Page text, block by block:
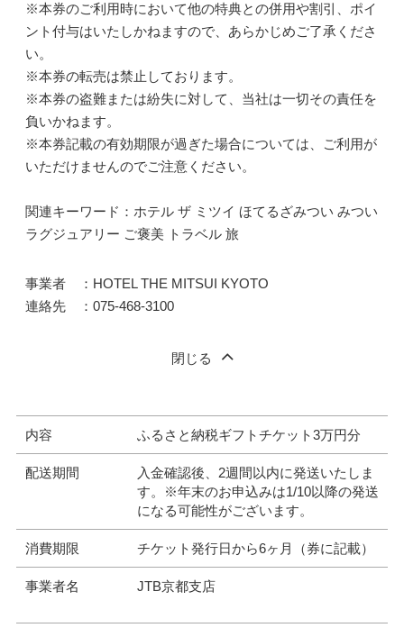
※本券のご利用時において他の特典との併用や割引、ポイ
ント付与はいたしかねますので、あらかじめご了承くださ
い。
※本券の転売は禁止しております。
※本券の盗難または紛失に対して、当社は一切その責任を
負いかねます。
※本券記載の有効期限が過ぎた場合については、ご利用が
いただけませんのでご注意ください。
関連キーワード：ホテル ザ ミツイ ほてるざみつい みつい
ラグジュアリー ご褒美 トラベル 旅
事業者 ：HOTEL THE MITSUI KYOTO
連絡先 ：075-468-3100
閉じる
内容 ふるさと納税ギフトチケット3万円分
配送期間
入金確認後、2週間以内に発送いたしま
す。※年末のお申込みは1/10以降の発送
になる可能性がございます。
消費期限 チケット発行日から6ヶ月（券に記載）
事業者名 JTB京都支店